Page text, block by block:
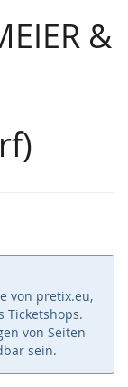
&
von pretix.eu,
Ticketshops.
von Seiten
sein.